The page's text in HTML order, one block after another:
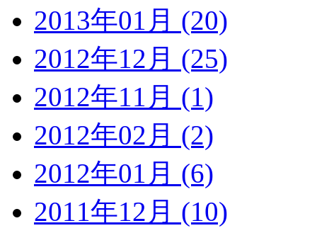
2013年01月 (20)
2012年12月 (25)
2012年11月 (1)
2012年02月 (2)
2012年01月 (6)
2011年12月 (10)